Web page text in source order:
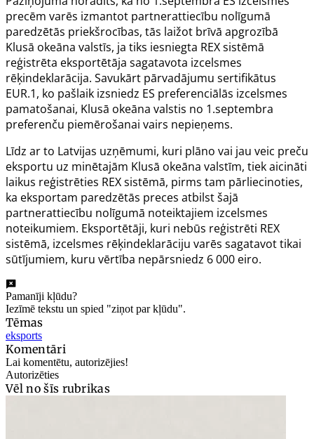
precēm varēs izmantot partnerattiecību nolīgumā
paredzētās priekšrocības, tās laižot brīvā apgrozībā
Klusā okeāna valstīs, ja tiks iesniegta REX sistēmā
reģistrēta eksportētāja sagatavota izcelsmes
rēķindeklarācija. Savukārt pārvadājumu sertifikātus
EUR.1, ko pašlaik izsniedz ES preferenciālās izcelsmes
pamatošanai, Klusā okeāna valstis no 1.septembra
preferenču piemērošanai vairs nepieņems.
Līdz ar to Latvijas uzņēmumi, kuri plāno vai jau veic preču
eksportu uz minētajām Klusā okeāna valstīm, tiek aicināti
laikus reģistrēties REX sistēmā, pirms tam pārliecinoties,
ka eksportam paredzētās preces atbilst šajā
partnerattiecību nolīgumā noteiktajiem izcelsmes
noteikumiem. Eksportētāji, kuri nebūs reģistrēti REX
sistēmā, izcelsmes rēķindeklarāciju varēs sagatavot tikai
sūtījumiem, kuru vērtība nepārsniedz 6 000 eiro.
Pamanīji kļūdu?
Iezīmē tekstu un spied "ziņot par kļūdu".
Tēmas
eksports
Komentāri
Lai komentētu, autorizējies!
Autorizēties
Vēl no šīs rubrikas